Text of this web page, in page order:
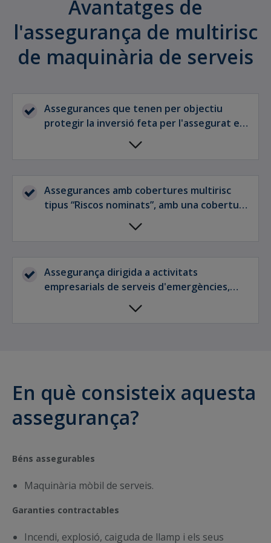
Avantatges de
l'assegurança de multirisc
de maquinària de serveis
Assegurances que tenen per objectiu
protegir la inversió feta per l'assegurat en
maquinària mòbil de serveis en la fase
d'operació o explotació.
Assegurances amb cobertures multirisc
tipus “Riscos nominats”, amb una cobertura
bàsica d'incendis i complementaris i
cobertures addicionals de danys
amb una relació de prima i garanties molt
competitiva.
Assegurança dirigida a activitats
empresarials de serveis d'emergències,
serveis de manteniment i neteja de vies
públiques, serveis de transport de
En què consisteix aquesta
assegurança?
Béns assegurables
Maquinària mòbil de serveis.
Garanties contractables
Incendi, explosió, caiguda de llamp i els seus